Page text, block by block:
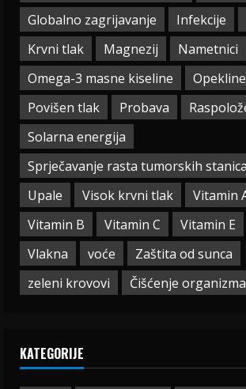
Globalno zagrijavanje
Infekcije
Krvni tlak
Magnezij
Nametnici
Omega-3 masne kiseline
Opekline
Povišen tlak
Probava
Solarna energija
Sprječavanje rasta tumorskih stanica
Upale
Visok krvni tlak
Vitamin
Vitamin B
Vitamin C Vitamin E
Vlakna
voće
Zaštita od sunca
zeleni krovovi
Čišćenje organizma
KATEGORIJE